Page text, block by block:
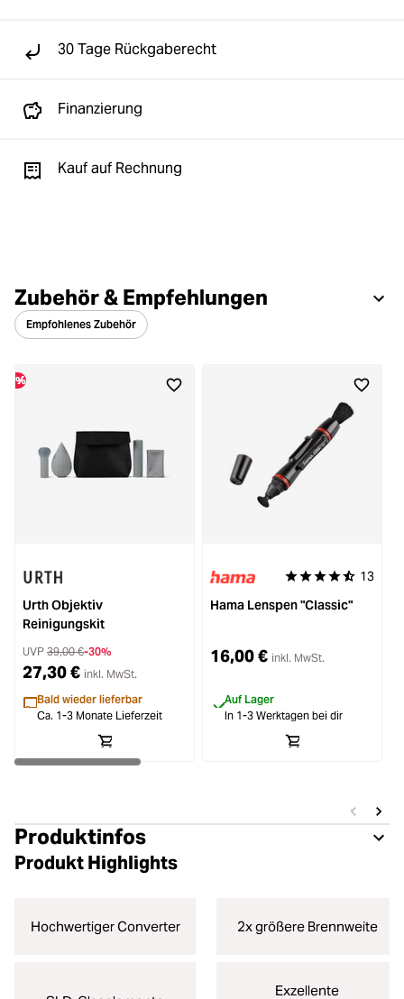
30 Tage Rückgaberecht
Finanzierung
Kauf auf Rechnung
Zubehör & Empfehlungen
Empfohlenes Zubehör
%
Urth Objektiv
Reinigungskit
UVP 39,00 €-30%
27,30 € inkl. MwSt.
Bald wieder lieferbar
Ca. 1-3 Monate Lieferzeit
Durchschnittliche
13
Hama Lenspen "Classic"
16,00 € inkl. MwSt.
Auf Lager
In 1-3 Werktagen bei dir
Produktinfos
Produkt Highlights
Hochwertiger Converter 2x größere Brennweite
Exzellente